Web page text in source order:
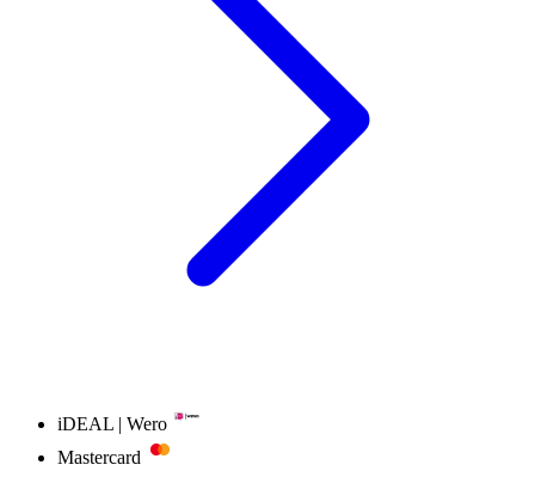
iDEAL | Wero
Mastercard